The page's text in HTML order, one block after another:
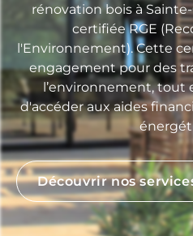
rénovation bois à
certifiée RGE
l'Environnement). Cette
engagement pour des
l’environnement,
d'accéder aux aides
Découvrir nos